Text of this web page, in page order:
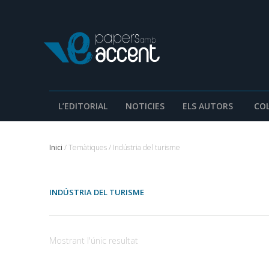
L’EDITORIAL NOTICIES ELS AUTORS
Inici / Temàtiques / Indústria del turisme
INDÚSTRIA DEL TURISME
Mostrant l'únic resultat